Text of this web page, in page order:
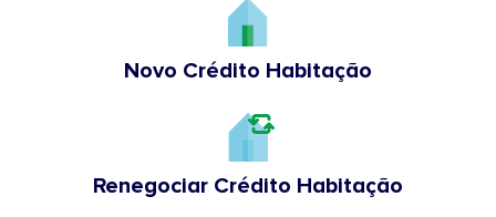
Novo Crédito Habitação
Renegociar Crédito Habitação